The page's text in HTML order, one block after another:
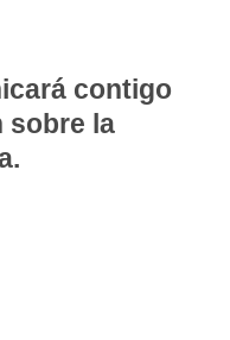
contigo
sobre la